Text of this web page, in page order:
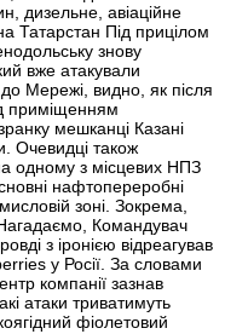
дизельне, авіаційне
Татарстан Під прицілом
знову
вже атакували
Мережі, видно, як після
приміщенням
мешканці Казані
Очевидці також
одному з місцевих НПЗ
нафтопереробні
зоні. Зокрема,
Командувач
з іронією відреагував
у Росії. За словами
компанії зазнав
атаки триватимуть
фіолетовий